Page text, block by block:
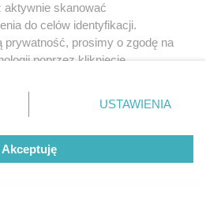
aktywnie skanować
do celów identyfikacji.
prywatność, prosimy o zgodę na
poprzez kliknięcie
przycisk ustawień prywatności
rogu strony
nie wymagają zgody
sprzeciwić się takiemu
będą miały zastosowanie tylko
USTAWIENIA
Akceptuję